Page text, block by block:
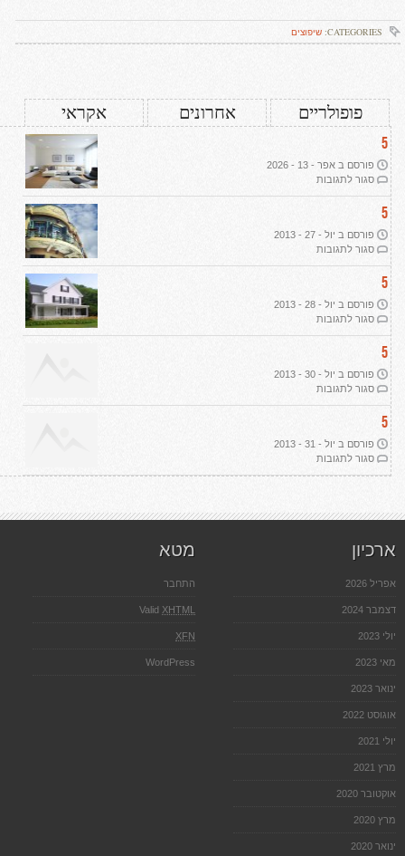
CATEGORIES: שיפוצים
פופולריים אחרונים אקראי
5
פורסם ב אפר - 13 - 2026
סגור לתגובותעל
ב-2026:
שבעה
עקרונות
אמיתית
5
פורסם ב יול - 27 - 2013
סגור לתגובותעל
5
פורסם ב יול - 28 - 2013
סגור לתגובותעל
5
פורסם ב יול - 30 - 2013
סגור לתגובותעל
5
פורסם ב יול - 31 - 2013
סגור לתגובותעל
ארכיון
אפריל 2026
דצמבר 2024
יולי 2023
מאי 2023
ינואר 2023
אוגוסט 2022
יולי 2021
מרץ 2021
אוקטובר 2020
מרץ 2020
ינואר 2020
מטא
התחבר
Valid XHTML
XFN
WordPress